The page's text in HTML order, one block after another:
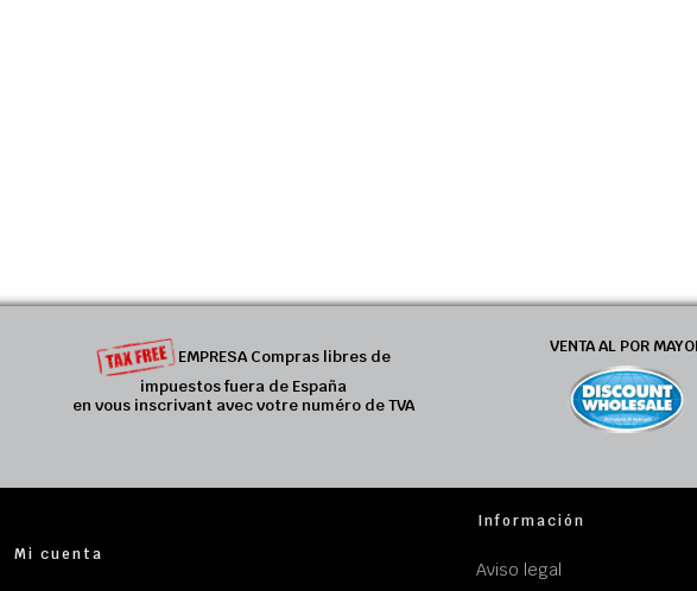
EMPRESA Compras libres de
impuestos fuera de España
en vous inscrivant avec votre numéro de TVA
VENTA AL POR
Mi cuenta
Información
Aviso legal